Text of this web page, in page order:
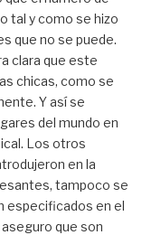
tal y como se hizo
que no se puede.
clara que este
chicas, como se
Y así se
del mundo en
Los otros
en la
tampoco se
especificados en el
que son